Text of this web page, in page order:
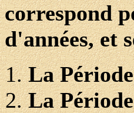
correspond
d'années, et
La
La